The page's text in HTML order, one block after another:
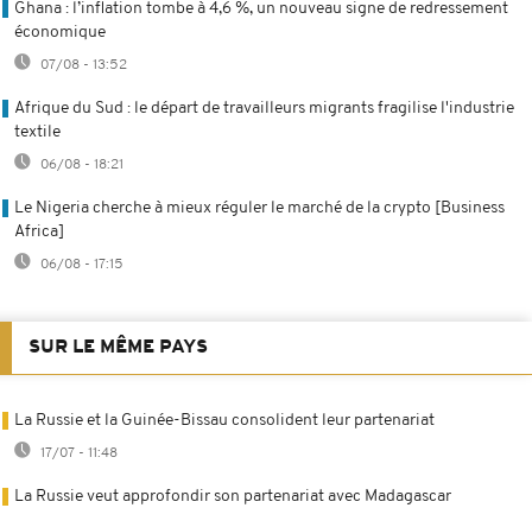
Ghana : l’inflation tombe à 4,6 %, un nouveau signe de redressement
économique
07/08 - 13:52
Afrique du Sud : le départ de travailleurs migrants fragilise l'industrie
textile
06/08 - 18:21
Le Nigeria cherche à mieux réguler le marché de la crypto [Business
Africa]
06/08 - 17:15
SUR LE MÊME PAYS
La Russie et la Guinée-Bissau consolident leur partenariat
17/07 - 11:48
La Russie veut approfondir son partenariat avec Madagascar